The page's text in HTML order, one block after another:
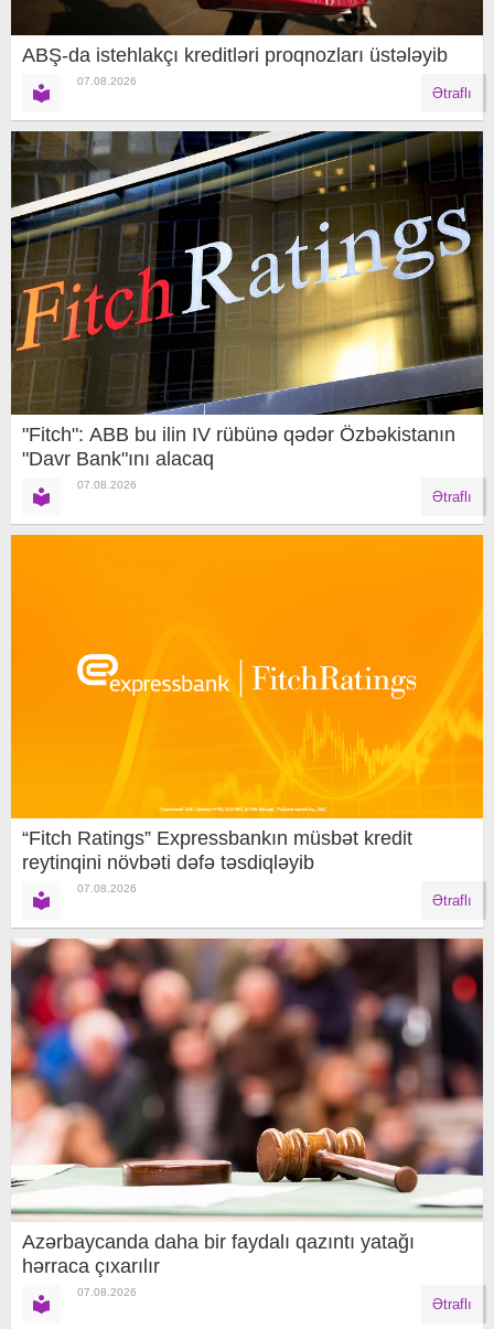
ABŞ-da istehlakçı kreditləri proqnozları üstələyib
07.08.2026
Ətraflı
"Fitch": ABB bu ilin IV rübünə qədər Özbəkistanın
"Davr Bank"ını alacaq
07.08.2026
Ətraflı
“Fitch Ratings” Expressbankın müsbət kredit
reytinqini növbəti dəfə təsdiqləyib
07.08.2026
Ətraflı
Azərbaycanda daha bir faydalı qazıntı yatağı
hərraca çıxarılır
07.08.2026
Ətraflı